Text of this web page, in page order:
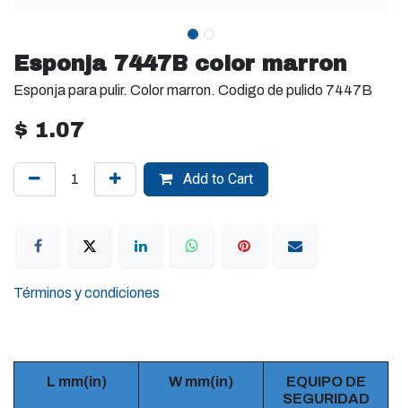
Esponja 7447B color marron
Esponja para pulir. Color marron. Codigo de pulido 7447B
$ 1.07
Add to Cart
Términos y condiciones
L mm(in) W mm(in)
EQUIPO DE
SEGURIDAD